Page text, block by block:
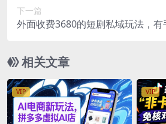
下一篇
外面收费3680的短剧私域玩法，有
相关文章
VIP VIP